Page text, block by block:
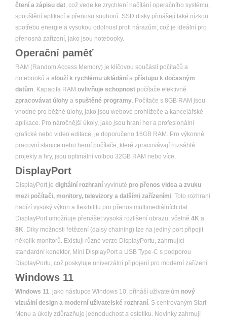
čtení a zápisu dat, což vede ke zrychlení načítání operačního systému,
spouštění aplikací a přenosu souborů. SSD disky přinášejí také nízkou
spotřebu energie a vysokou odolnost proti nárazům, což je ideální pro
přenosná zařízení, jako jsou notebooky.
Operační paměť
RAM (Random Access Memory) je klíčovou součástí počítačů a
notebooků a slouží k rychlému ukládání a přístupu k dočasným
datům. Kapacita RAM ovlivňuje schopnost počítače efektivně
zpracovávat úlohy a spuštěné programy. Počítače s 8GB RAM jsou
vhodné pro běžné úlohy, jako jsou webové prohlížeče a kancelářské
aplikace. Pro náročnější úkoly, jako jsou hraní her a profesionální
grafické nebo video editace, je doporučeno 16GB RAM. Pro výkonné
pracovní stanice nebo herní počítače, které zpracovávají rozsáhlé
projekty a hry, jsou optimální volbou 32GB RAM nebo více.
DisplayPort
DisplayPort je digitální rozhraní vyvinuté pro přenos videa a zvuku
mezi počítači, monitory, televizory a dalšími zařízeními. Toto rozhraní
nabízí vysoký výkon a flexibilitu pro přenos multimediálních dat.
DisplayPort umožňuje přenášet vysoká rozlišení obrazu, včetně 4K a
8K. Díky možnosti řetězení (daisy chaining) lze na jediný port připojit
několik monitorů. Existují různé verze DisplayPortu, zahrnující
standardní konektor, Mini DisplayPort a USB Type-C s podporou
DisplayPortu, což poskytuje univerzální připojení pro moderní zařízení.
Windows 11
Windows 11, jako nástupce Windows 10, přináší uživatelům nový
vizuální design a moderní uživatelské rozhraní. S centrovaným Start
Menu a úkoly zdůrazňuje jednoduchost a estetiku. Novinky zahrnují